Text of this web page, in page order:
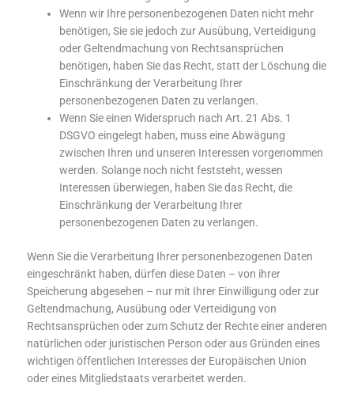
Wenn wir Ihre personenbezogenen Daten nicht mehr
benötigen, Sie sie jedoch zur Ausübung, Verteidigung
oder Geltendmachung von Rechtsansprüchen
benötigen, haben Sie das Recht, statt der Löschung die
Einschränkung der Verarbeitung Ihrer
personenbezogenen Daten zu verlangen.
Wenn Sie einen Widerspruch nach Art. 21 Abs. 1
DSGVO eingelegt haben, muss eine Abwägung
zwischen Ihren und unseren Interessen vorgenommen
werden. Solange noch nicht feststeht, wessen
Interessen überwiegen, haben Sie das Recht, die
Einschränkung der Verarbeitung Ihrer
personenbezogenen Daten zu verlangen.
Wenn Sie die Verarbeitung Ihrer personenbezogenen Daten
eingeschränkt haben, dürfen diese Daten – von ihrer
Speicherung abgesehen – nur mit Ihrer Einwilligung oder zur
Geltendmachung, Ausübung oder Verteidigung von
Rechtsansprüchen oder zum Schutz der Rechte einer anderen
natürlichen oder juristischen Person oder aus Gründen eines
wichtigen öffentlichen Interesses der Europäischen Union
oder eines Mitgliedstaats verarbeitet werden.